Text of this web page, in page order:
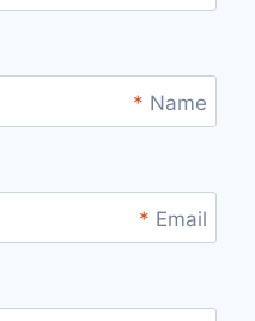
Name
*
Email
*